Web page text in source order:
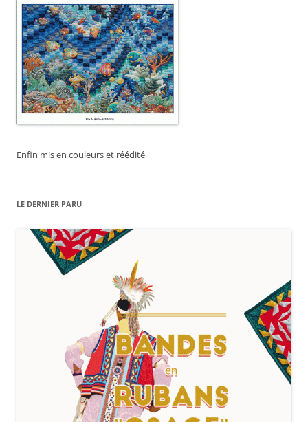
Enfin mis en couleurs et réédité
LE DERNIER PARU